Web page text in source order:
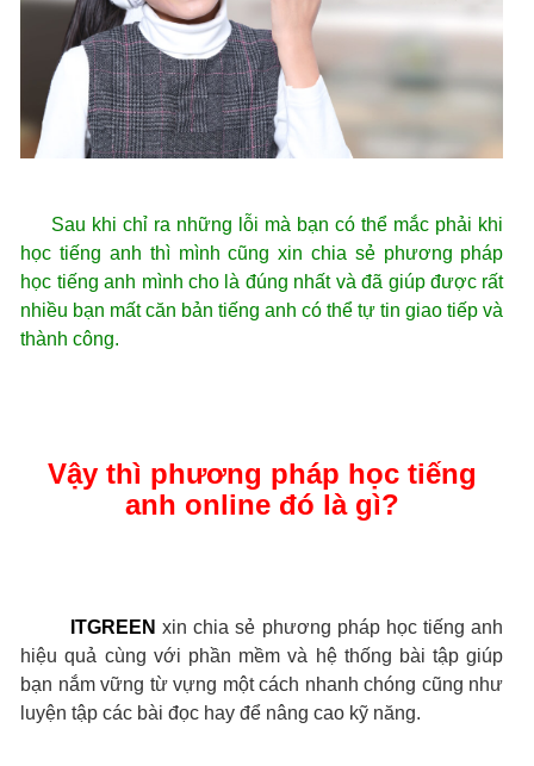
Sau khi chỉ ra những lỗi mà bạn có thể mắc phải khi
học tiếng anh thì mình cũng xin chia sẻ phương pháp
học tiếng anh mình cho là đúng nhất và đã giúp được rất
nhiều bạn mất căn bản tiếng anh có thể tự tin giao tiếp và
thành công.
Vậy thì phương pháp học tiếng
anh online đó là gì?
ITGREEN xin chia sẻ phương pháp học tiếng anh
hiệu quả cùng với phần mềm và hệ thống bài tập giúp
bạn nắm vững từ vựng một cách nhanh chóng cũng như
luyện tập các bài đọc hay để nâng cao kỹ năng.